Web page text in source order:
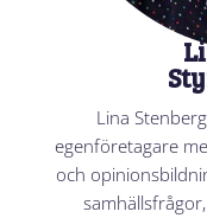
Lina
egenföretagare
och